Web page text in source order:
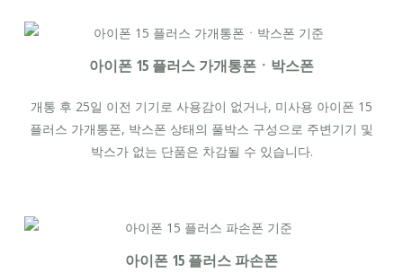
아이폰 15 플러스 가개통폰ㆍ박스폰
개통 후 25일 이전 기기로 사용감이 없거나, 미사용 아이폰 15
플러스 가개통폰, 박스폰 상태의 풀박스 구성으로 주변기기 및
박스가 없는 단품은 차감될 수 있습니다.
아이폰 15 플러스 파손폰